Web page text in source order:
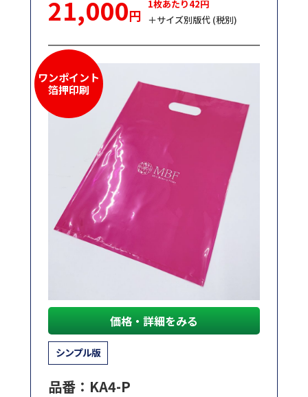
21,000円
1枚あたり42円
＋サイズ別版代 (税別)
ワンポイント
箔押印刷
価格・詳細をみる
シンプル版
品番：KA4-P